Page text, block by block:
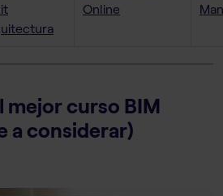
Online
mejor curso BIM
a considerar)